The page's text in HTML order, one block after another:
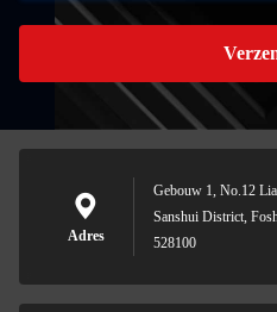
Adres
Gebouw 1, No.12
Sanshui District,
528100